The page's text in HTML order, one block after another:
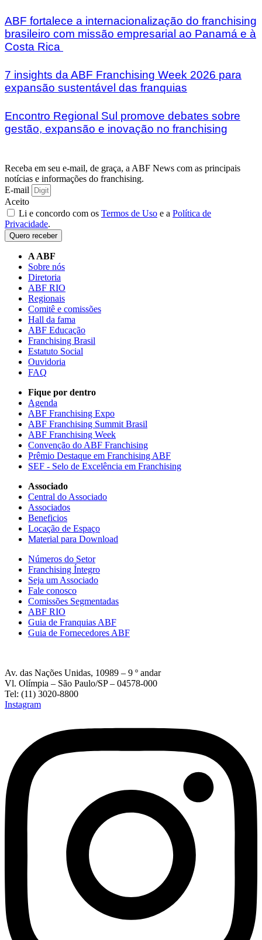
ABF fortalece a internacionalização do franchising
brasileiro com missão empresarial ao Panamá e à
Costa Rica
7 insights da ABF Franchising Week 2026 para
expansão sustentável das franquias
Encontro Regional Sul promove debates sobre
gestão, expansão e inovação no franchising
Receba em seu e-mail, de graça, a ABF News com as principais
notícias e informações do franchising.
E-mail
Aceito
Li e concordo com os Termos de Uso e a Política de
Privacidade.
Quero receber
A ABF
Sobre nós
Diretoria
ABF RIO
Regionais
Comitê e comissões
Hall da fama
ABF Educação
Franchising Brasil
Estatuto Social
Ouvidoria
FAQ
Fique por dentro
Agenda
ABF Franchising Expo
ABF Franchising Summit Brasil
ABF Franchising Week
Convenção do ABF Franchising
Prêmio Destaque em Franchising ABF
SEF - Selo de Excelência em Franchising
Associado
Central do Associado
Associados
Beneficios
Locação de Espaço
Material para Download
Números do Setor
Franchising Íntegro
Seja um Associado
Fale conosco
Comissões Segmentadas
ABF RIO
Guia de Franquias ABF
Guia de Fornecedores ABF
Av. das Nações Unidas, 10989 – 9 º andar
Vl. Olímpia – São Paulo/SP – 04578-000
Tel: (11) 3020-8800
Instagram